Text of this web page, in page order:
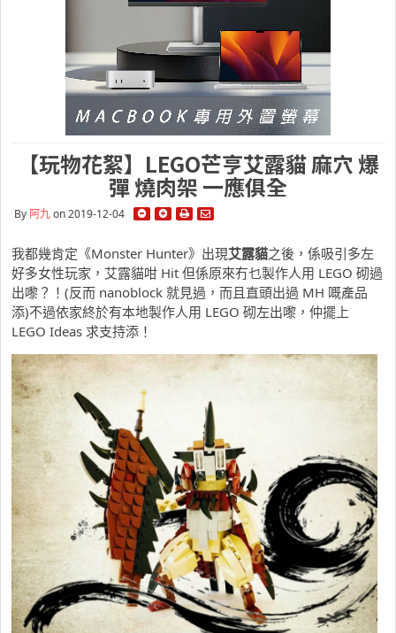
【玩物花絮】LEGO芒亨艾露貓 麻穴 爆
彈 燒肉架 一應俱全
By 阿九on 2019-12-04
我都幾肯定《Monster Hunter》出現艾露貓之後，係吸引多左
好多女性玩家，艾露貓咁 Hit 但係原來冇乜製作人用 LEGO 砌過
出嚟？！(反而 nanoblock 就見過，而且直頭出過 MH 嘅產品
添)不過依家終於有本地製作人用 LEGO 砌左出嚟，仲擺上
LEGO Ideas 求支持添！